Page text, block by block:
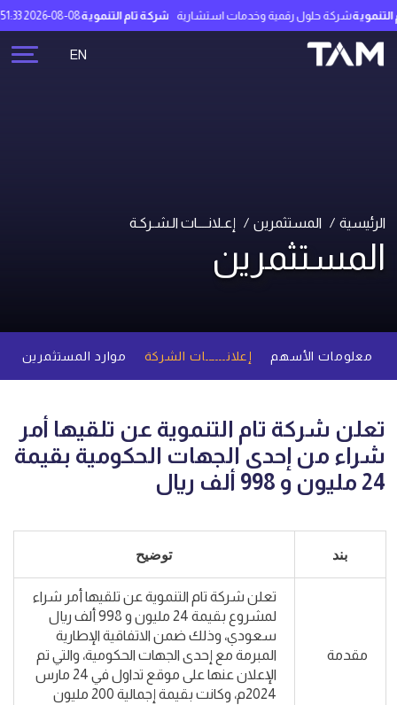
شركة حلول رقمية وخدمات استشارية شركة تام التنموية2026-08-08 07:51:33
EN
الرئيسية المستثمرين إعـلانــــات الـشـركـة
المستثمرين
معلومات الأسهم إعلانــــــات الشركة موارد المستثمرين
تعلن شركة تام التنموية عن تلقيها أمر
شراء من إحدى الجهات الحكومية بقيمة
24 مليون و 998 ألف ريال
بند توضيح
مقدمة
تعلن شركة تام التنموية عن تلقيها أمر شراء
لمشروع بقيمة 24 مليون و 998 ألف ريال
سعودي، وذلك ضمن الاتفاقية الإطارية
المبرمة مع إحدى الجهات الحكومية، والتي تم
الإعلان عنها على موقع تداول في 24 مارس
2024م، وكانت بقيمة إجمالية 200 مليون